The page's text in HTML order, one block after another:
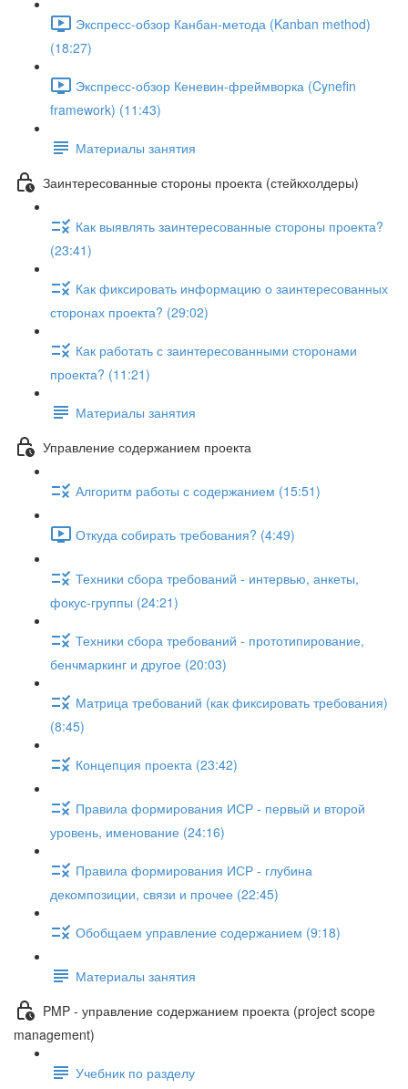
Экспресс-обзор Канбан-метода (Kanban method)
(18:27)
Экспресс-обзор Кеневин-фреймворка (Cynefin
framework) (11:43)
Материалы занятия
Заинтересованные стороны проекта (стейкхолдеры)
Как выявлять заинтересованные стороны проекта?
(23:41)
Как фиксировать информацию о заинтересованных
сторонах проекта? (29:02)
Как работать с заинтересованными сторонами
проекта? (11:21)
Материалы занятия
Управление содержанием проекта
Алгоритм работы с содержанием (15:51)
Откуда собирать требования? (4:49)
Техники сбора требований - интервью, анкеты,
фокус-группы (24:21)
Техники сбора требований - прототипирование,
бенчмаркинг и другое (20:03)
Матрица требований (как фиксировать требования)
(8:45)
Концепция проекта (23:42)
Правила формирования ИСР - первый и второй
уровень, именование (24:16)
Правила формирования ИСР - глубина
декомпозиции, связи и прочее (22:45)
Обобщаем управление содержанием (9:18)
Материалы занятия
PMP - управление содержанием проекта (project scope
management)
Учебник по разделу